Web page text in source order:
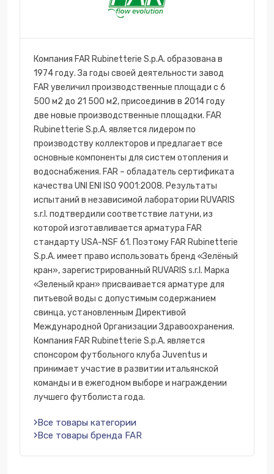
Компания FAR Rubinetterie S.p.A. образована в
1974 году. За годы своей деятельности завод
FAR увеличил производственные площади с 6
500 м2 до 21 500 м2, присоединив в 2014 году
две новые производственные площадки. FAR
Rubinetterie S.p.A. является лидером по
производству коллекторов и предлагает все
основные компоненты для систем отопления и
водоснабжения. FAR – обладатель сертификата
качества UNI ENI ISO 9001:2008. Результаты
испытаний в независимой лаборатории RUVARIS
s.r.l. подтвердили соответствие латуни, из
которой изготавливается арматура FAR
стандарту USA-NSF 61. Поэтому FAR Rubinetterie
S.p.A. имеет право использовать бренд «Зелёный
кран», зарегистрированный RUVARIS s.r.l. Марка
«Зеленый кран» присваивается арматуре для
питьевой воды с допустимым содержанием
свинца, установленным Директивой
Международной Организации Здравоохранения.
Компания FAR Rubinetterie S.p.A. является
спонсором футбольного клуба Juventus и
принимает участие в развитии итальянской
команды и в ежегодном выборе и награждении
лучшего футболиста года.
Все товары категории
Все товары бренда FAR